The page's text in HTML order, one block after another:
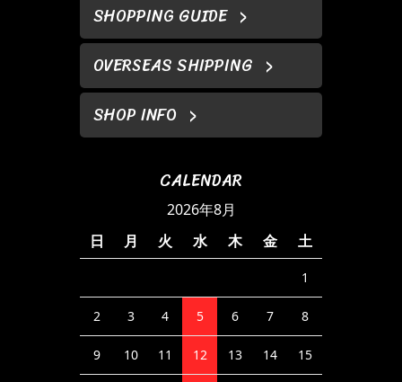
SHOPPING GUIDE
OVERSEAS SHIPPING
SHOP INFO
CALENDAR
2026年8月
日
月 火 水 木 金 土
1
2 3 4 5 6 7 8
9 10 11 12 13 14 15